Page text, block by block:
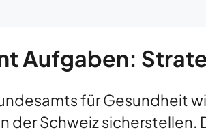
Aufgaben:
für Gesundheit
der Schweiz